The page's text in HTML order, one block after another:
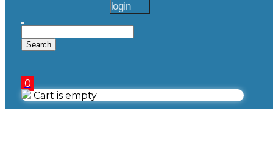
login
0
Cart is empty